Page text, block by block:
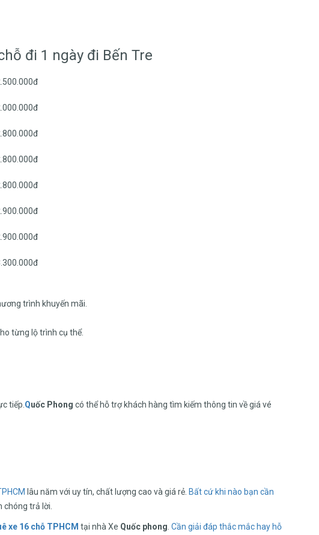
đi 1 ngày đi Bến Tre
trình khuyến mãi.
từng lộ trình cụ thể.
tiếp. Quốc Phong có thể hỗ trợ khách hàng tìm kiếm thông tin về giá vé
lâu năm với uy tín, chất lượng cao và giá rẻ. Bất cứ khi nào bạn cần
trả lời.
xe 16 chỗ TPHCM tại nhà Xe Quốc phong Cần giải đáp thắc mắc hay hỗ